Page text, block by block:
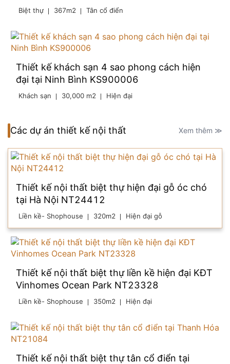
Biệt thự 367m2 Tân cổ điển
Thiết kế khách sạn 4 sao phong cách hiện
đại tại Ninh Bình KS900006
Khách sạn 30,000 m2 Hiện đại
Các dự án thiết kế nội thất Xem thêm ≫
Thiết kế nội thất biệt thự hiện đại gỗ óc chó
tại Hà Nội NT24412
Liền kề- Shophouse 320m2 Hiện đại gỗ
Thiết kế nội thất biệt thự liền kề hiện đại KĐT
Vinhomes Ocean Park NT23328
Liền kề- Shophouse 350m2 Hiện đại
Thiết kế nội thất biệt thự tân cổ điển tại